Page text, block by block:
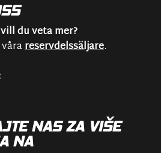
du veta mer?
reservdelssäljare.
NAS ZA VIŠE
NA